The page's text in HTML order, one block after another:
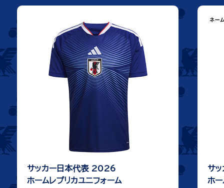
サッカー日本代表 2026
ホームレプリカユニフォーム
サ
ホー